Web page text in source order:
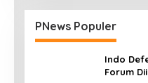
PNews Populer
Indo
Forum